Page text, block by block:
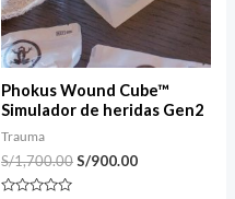
Phokus Wound Cube™
Simulador de heridas Gen2
Trauma
S/1,700.00S/900.00